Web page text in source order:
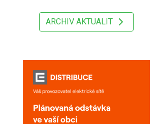
ARCHIV AKTUALIT